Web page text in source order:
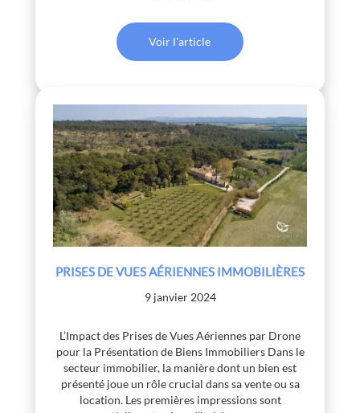
Voir l'article
PRISES DE VUES AÉRIENNES IMMOBILIÈRES
9 janvier 2024
L’Impact des Prises de Vues Aériennes par Drone
pour la Présentation de Biens Immobiliers Dans le
secteur immobilier, la manière dont un bien est
présenté joue un rôle crucial dans sa vente ou sa
location. Les premières impressions sont